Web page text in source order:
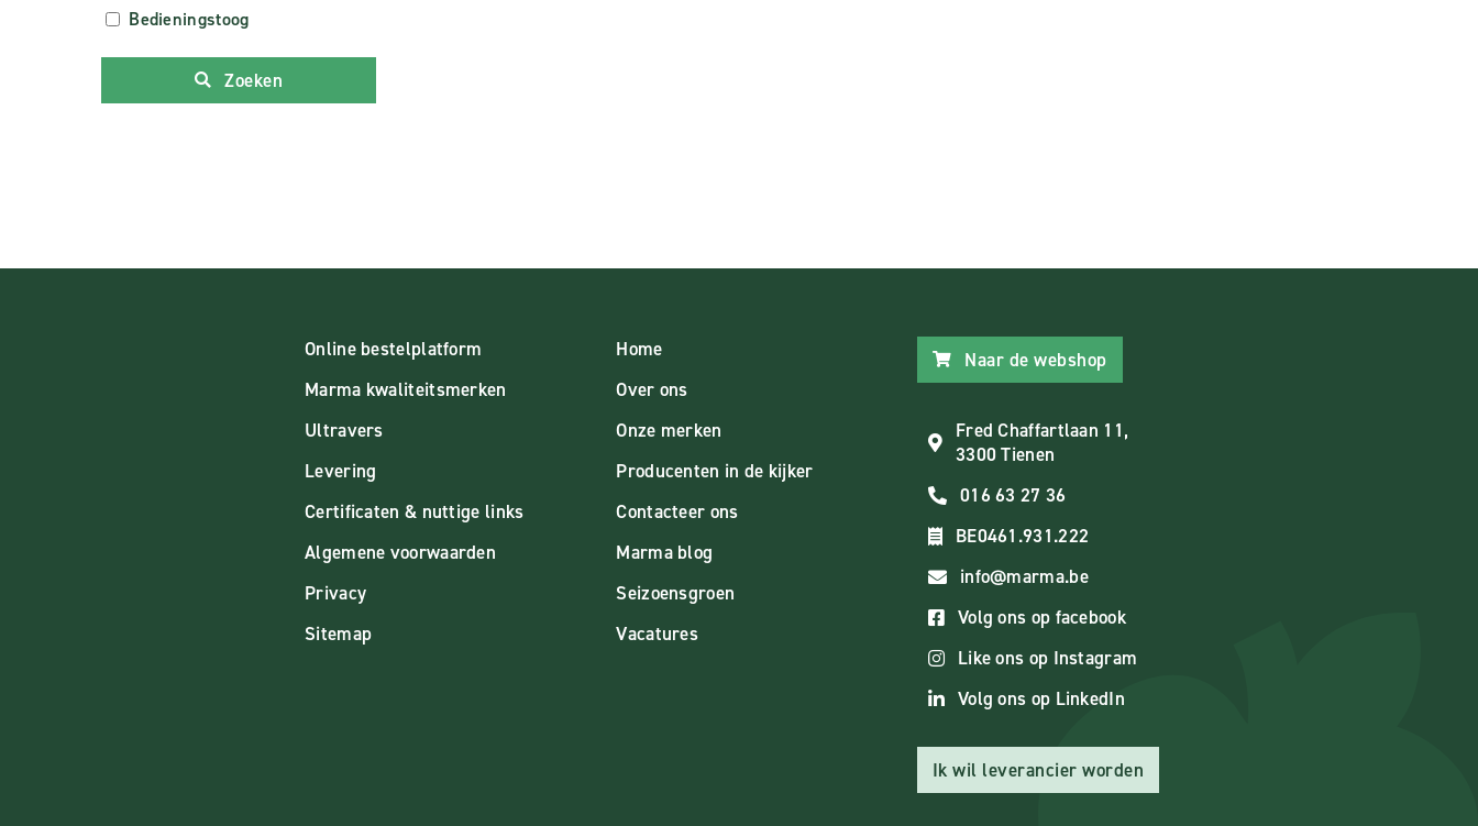
Bedieningstoog
Zoeken
Online bestelplatform
Marma kwaliteitsmerken
Ultravers
Levering
Certificaten & nuttige links
Algemene voorwaarden
Privacy
Sitemap
Home
Over ons
Onze merken
Producenten in de kijker
Contacteer ons
Marma blog
Seizoensgroen
Vacatures
Naar de webshop
Fred Chaffartlaan 11,
3300 Tienen
016 63 27 36
BE0461.931.222
info@marma.be
Volg ons op facebook
Like ons op Instagram
Volg ons op LinkedIn
Ik wil leverancier worden